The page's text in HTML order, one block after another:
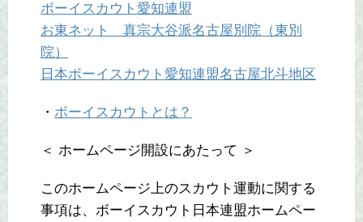
ボーイスカウト愛知連盟
お東ネット 真宗大谷派名古屋別院（東別
院）
日本ボーイスカウト愛知連盟名古屋北斗地区
・ ボーイスカウトとは？
＜ ホームページ開設にあたって ＞
このホームページ上のスカウト運動に関する
事項は、ボーイスカウト日本連盟ホームペー